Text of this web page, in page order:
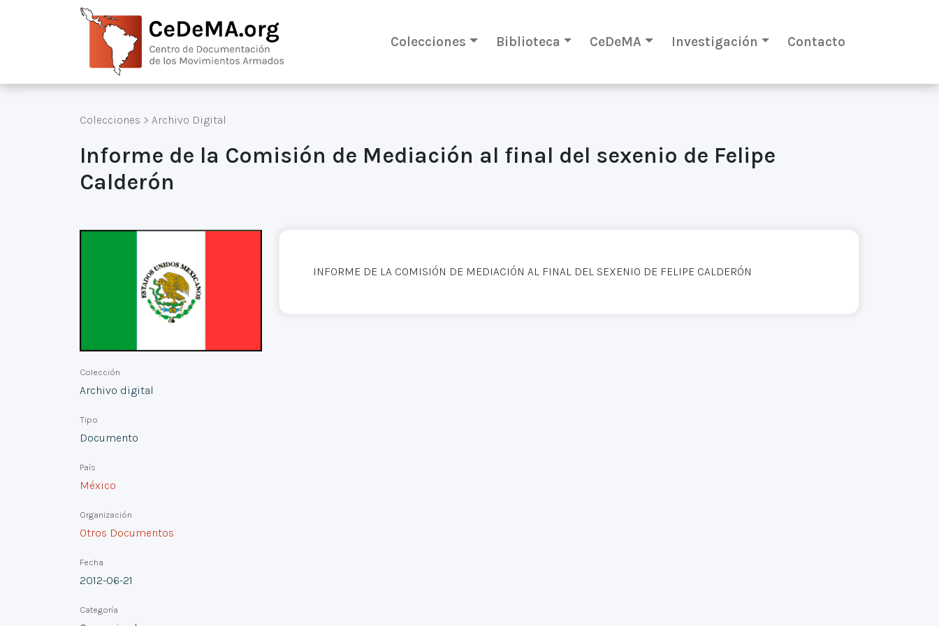
Colecciones Biblioteca CeDeMA Investigación Contacto
Colecciones > Archivo Digital
Informe de la Comisión de Mediación al final del sexenio de Felipe
Calderón
Colección
Archivo digital
Tipo
Documento
País
México
Organización
Otros Documentos
Fecha
2012-06-21
Categoría
INFORME DE LA COMISIÓN DE MEDIACIÓN AL FINAL DEL SEXENIO DE FELIPE CALDERÓN